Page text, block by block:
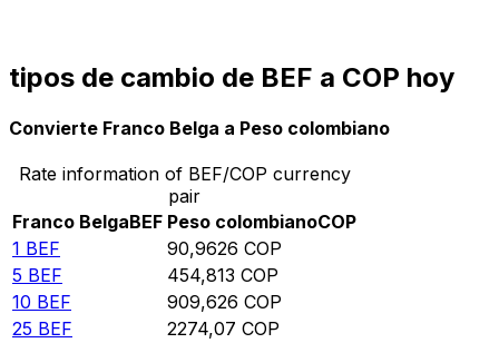
tipos de cambio de BEF a COP hoy
Convierte Franco Belga a Peso colombiano
Rate information of BEF/COP currency
pair
Franco BelgaBEF Peso colombianoCOP
1 BEF 90,9626 COP
5 BEF 454,813 COP
10 BEF 909,626 COP
25 BEF 2274,07 COP